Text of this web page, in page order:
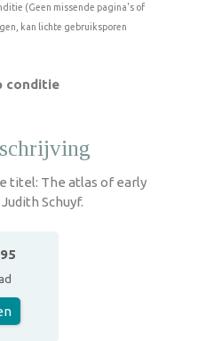
(Geen missende pagina's of
kan lichte gebruiksporen
conditie
titel: The atlas of early
Schuyf.